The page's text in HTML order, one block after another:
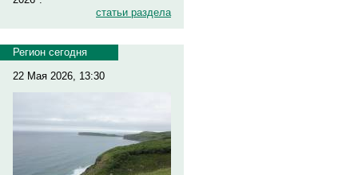
статьи раздела
Регион сегодня
22 Мая 2026, 13:30